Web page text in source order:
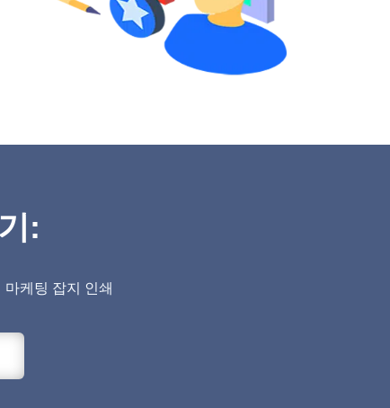
:
마케팅 잡지 인쇄